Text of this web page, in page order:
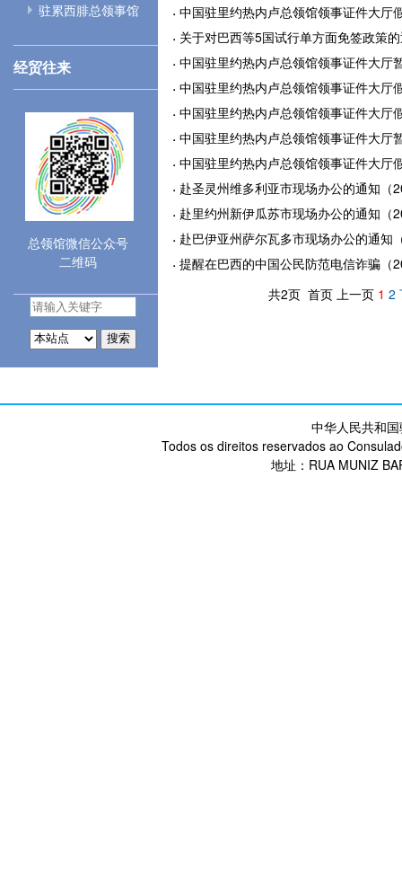
驻累西腓总领事馆
经贸往来
总领馆微信公众号
二维码
搜索
中国驻里约热内卢总领馆领事证件大
关于对巴西等5国试行单方面免签政策
中国驻里约热内卢总领馆领事证件大厅
中国驻里约热内卢总领馆领事证件大
中国驻里约热内卢总领馆领事证件大
中国驻里约热内卢总领馆领事证件大厅
中国驻里约热内卢总领馆领事证件大
赴圣灵州维多利亚市现场办公的通知（
赴里约州新伊瓜苏市现场办公的通知（
赴巴伊亚州萨尔瓦多市现场办公的通知
提醒在巴西的中国公民防范电信诈骗（
共2页 首页 上一页 1 2
中华人民共和
Todos os direitos reservados ao
地址：RUA MUNIZ